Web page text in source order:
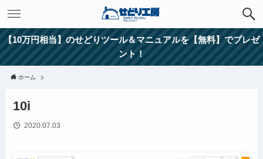
【10万円相当】のせどりツール＆マニュアルを【無料】でプレゼ
ント！
ホーム
10i
2020.07.03